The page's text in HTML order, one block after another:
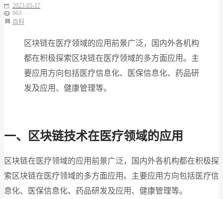
2023-05-17
663
百科
区块链在医疗领域的应用前景广泛，国内外各机构
都在积极探索区块链在医疗领域的多方面应用。主
要应用方向包括医疗信息化、医保信息化、药品研
发及应用、健康管理等。
一、区块链技术在医疗领域的应用
区块链在医疗领域的应用前景广泛，国内外各机构都在积极探
索区块链在医疗领域的多方面应用。主要应用方向包括医疗信
息化、医保信息化、药品研发及应用、健康管理等。